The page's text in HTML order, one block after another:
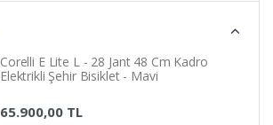
Corelli E Lite L - 28 Jant 48 Cm Kadro
Elektrikli Şehir Bisiklet - Mavi
65.900,00 TL